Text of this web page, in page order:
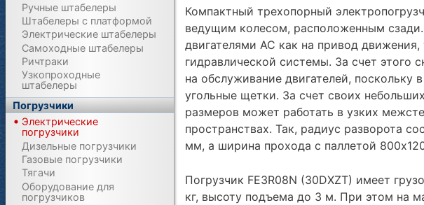
Компактный трехопорный
ведущим колесом, расположенным сзади.
двигателями АС как на привод движения,
гидравлической системы. За счет этого
на обслуживание двигателей, поскольку
угольные щетки. За счет своих
размеров может работать в узких
пространствах. Так, радиус разворота
мм, а ширина прохода с паллетой
Погрузчик FE3R08N (30DXZT) имеет
кг, высоту подъема до 3 м. При этом на
Ручные штабелеры
Штабелеры с платформой
Электрические штабелеры
Самоходные штабелеры
Ричтраки
Узкопроходные
штабелеры
Погрузчики
Электрические
погрузчики
Дизельные погрузчики
Газовые погрузчики
Тягачи
Оборудование для
погрузчиков